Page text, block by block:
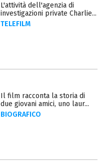
L'attività dell'agenzia di
investigazioni private Charlie...
TELEFILM
Il film racconta la storia di
due giovani amici, uno laur...
BIOGRAFICO